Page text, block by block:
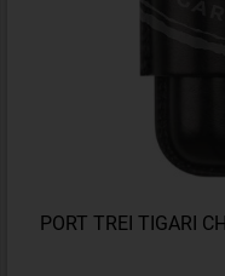
PORT TREI TIGARI